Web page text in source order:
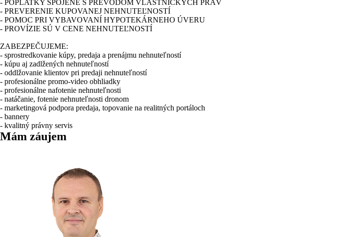
- POPLATKY SPOJENÉ S PREVODOM VLASTNÍCKYCH PRÁV
- PREVERENIE KUPOVANEJ NEHNUTEĽNOSTÍ
- POMOC PRI VYBAVOVANÍ HYPOTEKÁRNEHO ÚVERU
- PROVÍZIE SÚ V CENE NEHNUTEĽNOSTÍ
ZABEZPEČUJEME:
- sprostredkovanie kúpy, predaja a prenájmu nehnuteľností
- kúpu aj zadlžených nehnuteľností
- oddlžovanie klientov pri predaji nehnuteľností
- profesionálne promo-video obhliadky
- profesionálne nafotenie nehnuteľnosti
- natáčanie, fotenie nehnuteľnosti dronom
- marketingová podpora predaja, topovanie na realitných portáloch
- bannery
- kvalitný právny servis
Mám záujem